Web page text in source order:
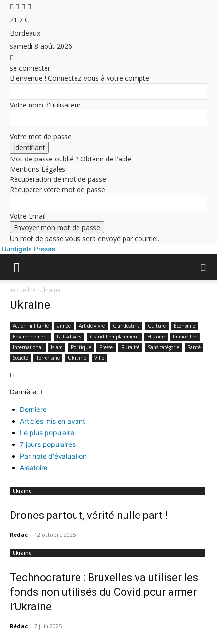
21.7 C
Bordeaux
samedi 8 août 2026
se connecter
Bienvenue ! Connectez-vous à votre compte
Votre nom d'utilisateur
Votre mot de passe
Mot de passe oublié ? Obtenir de l'aide
Mentions Légales
Récupération de mot de passe
Récupèrer votre mot de passe
Votre Email
Un mot de passe vous sera envoyé par courriel.
Burdigala Presse
Accueil Ukraine
Ukraine
Action militante armée Art de vivre Clandestins Culture
Économie
Environnement
Faits-divers Grand Remplacement Histoire
Immobilier
International
Islam Politique Presse Ruralité Sans catégorie
Santé
Société
Terrorisme Ukraine Ville
Dernière
Dernière
Articles mis en avant
Le plus populaire
7 jours populaires
Par note d'évaluation
Aléatoire
Ukraine
Drones partout, vérité nulle part !
Rédac - 12 octobre 2025
Ukraine
Technocrature : Bruxelles va utiliser les
fonds non utilisés du Covid pour armer
l’Ukraine
Rédac - 7 juin 2025